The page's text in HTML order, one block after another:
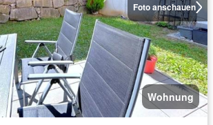
Foto anschauen
Wohnung